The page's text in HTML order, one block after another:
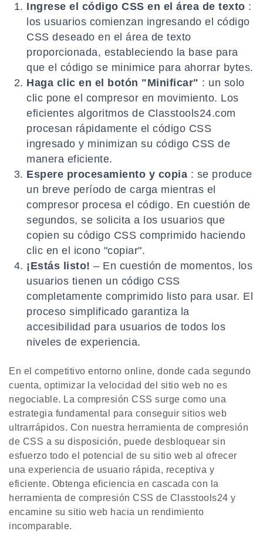
Ingrese el código CSS en el área de texto :
los usuarios comienzan ingresando el código
CSS deseado en el área de texto
proporcionada, estableciendo la base para
que el código se minimice para ahorrar bytes.
Haga clic en el botón "Minificar" : un solo
clic pone el compresor en movimiento. Los
eficientes algoritmos de Classtools24.com
procesan rápidamente el código CSS
ingresado y minimizan su código CSS de
manera eficiente.
Espere procesamiento y copia : se produce
un breve período de carga mientras el
compresor procesa el código. En cuestión de
segundos, se solicita a los usuarios que
copien su código CSS comprimido haciendo
clic en el icono "copiar".
¡Estás listo! – En cuestión de momentos, los
usuarios tienen un código CSS
completamente comprimido listo para usar. El
proceso simplificado garantiza la
accesibilidad para usuarios de todos los
niveles de experiencia.
En el competitivo entorno online, donde cada segundo
cuenta, optimizar la velocidad del sitio web no es
negociable. La compresión CSS surge como una
estrategia fundamental para conseguir sitios web
ultrarrápidos. Con nuestra herramienta de compresión
de CSS a su disposición, puede desbloquear sin
esfuerzo todo el potencial de su sitio web al ofrecer
una experiencia de usuario rápida, receptiva y
eficiente. Obtenga eficiencia en cascada con la
herramienta de compresión CSS de Classtools24 y
encamine su sitio web hacia un rendimiento
incomparable.